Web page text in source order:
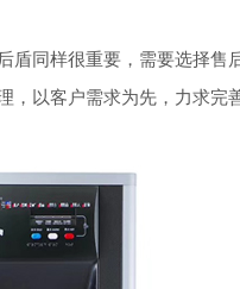
盾同样很重要，需要选择
以客户需求为先，力求完